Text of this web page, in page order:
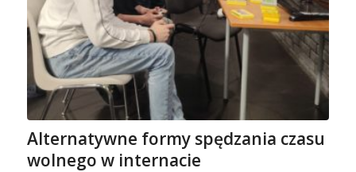
Alternatywne formy spędzania czasu
wolnego w internacie